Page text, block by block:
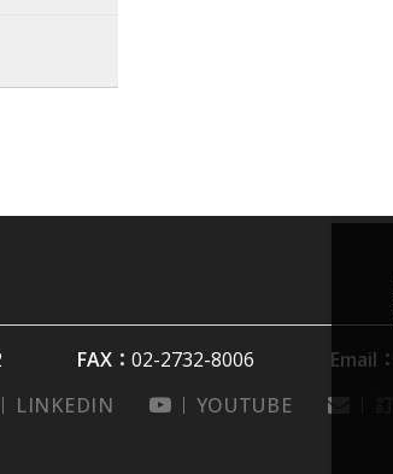
FAX：02-2732-8006 Email：
LINKEDIN YOUTUBE